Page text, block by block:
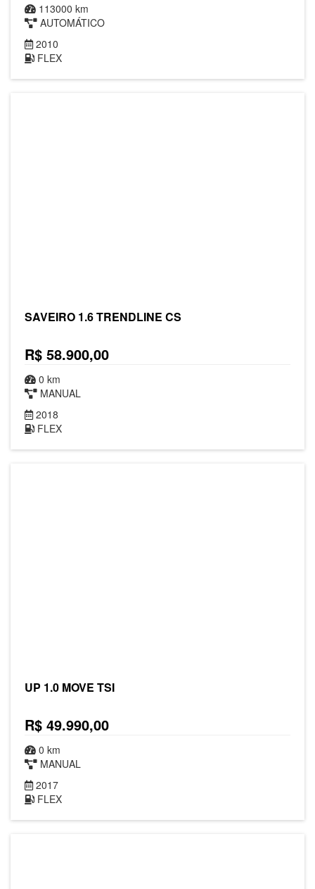
113000 km
AUTOMÁTICO
2010
FLEX
SAVEIRO 1.6 TRENDLINE CS
R$ 58.900,00
0 km
MANUAL
2018
FLEX
UP 1.0 MOVE TSI
R$ 49.990,00
0 km
MANUAL
2017
FLEX